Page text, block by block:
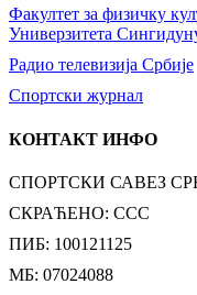
Факултет за физичку
Универзитета
Радио телевизија Србије
Спортски журнал
КОНТАКТ ИНФО
СПОРТСКИ САВЕЗ
СКРАЋЕНО: ССС
ПИБ: 100121125
МБ: 07024088